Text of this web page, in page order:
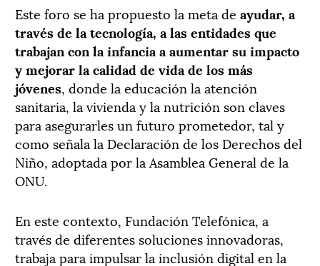
Este foro se ha propuesto la meta de ayudar, a
través de la tecnología, a las entidades que
trabajan con la infancia a aumentar su impacto
y mejorar la calidad de vida de los más
jóvenes, donde la educación la atención
sanitaria, la vivienda y la nutrición son claves
para asegurarles un futuro prometedor, tal y
como señala la Declaración de los Derechos del
Niño, adoptada por la Asamblea General de la
ONU.
En este contexto, Fundación Telefónica, a
través de diferentes soluciones innovadoras,
trabaja para impulsar la inclusión digital en la